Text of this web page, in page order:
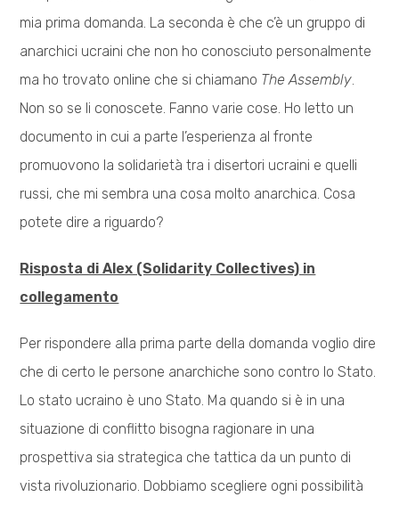
mia prima domanda. La seconda è che c’è un gruppo di
anarchici ucraini che non ho conosciuto personalmente
ma ho trovato online che si chiamano The Assembly.
Non so se li conoscete. Fanno varie cose. Ho letto un
documento in cui a parte l’esperienza al fronte
promuovono la solidarietà tra i disertori ucraini e quelli
russi, che mi sembra una cosa molto anarchica. Cosa
potete dire a riguardo?
Risposta di Alex (Solidarity Collectives) in
collegamento
Per rispondere alla prima parte della domanda voglio dire
che di certo le persone anarchiche sono contro lo Stato.
Lo stato ucraino è uno Stato. Ma quando si è in una
situazione di conflitto bisogna ragionare in una
prospettiva sia strategica che tattica da un punto di
vista rivoluzionario. Dobbiamo scegliere ogni possibilità